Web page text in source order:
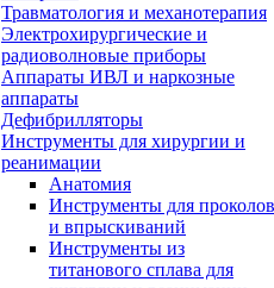
Травматология и механотерапия
Электрохирургические и
радиоволновые приборы
Аппараты ИВЛ и наркозные
аппараты
Дефибрилляторы
Инструменты для хирургии и
реанимации
Анатомия
Инструменты для проколов
и впрыскиваний
Инструменты из
титанового сплава для